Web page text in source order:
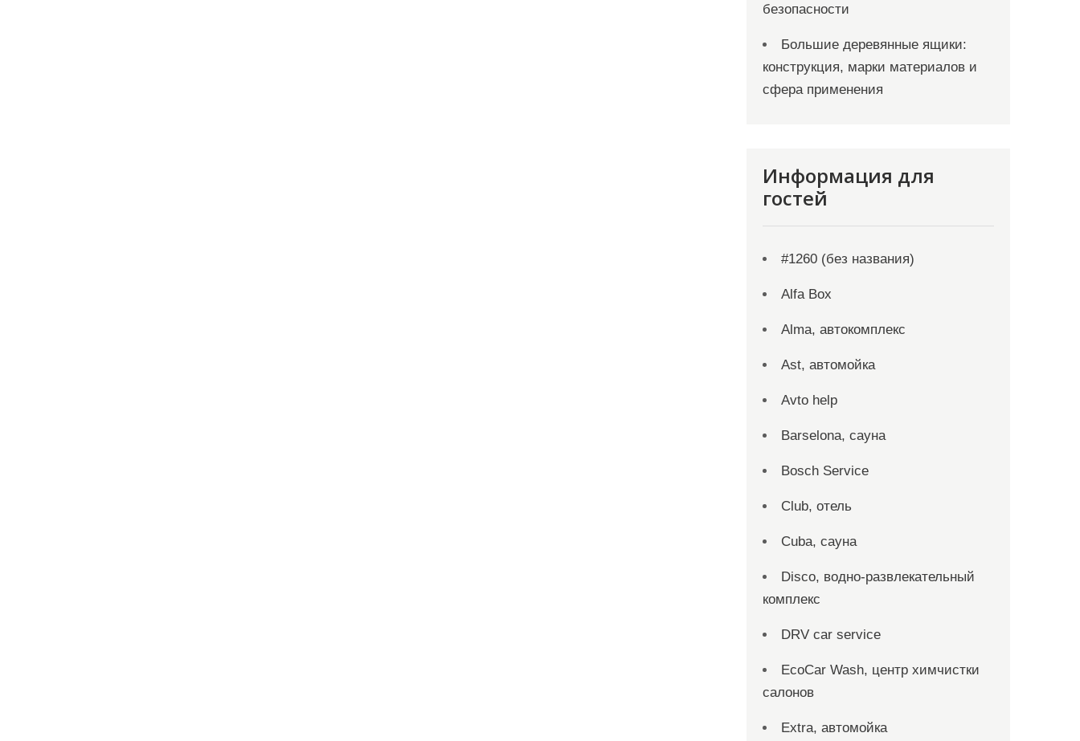
безопасности
Большие деревянные ящики:
конструкция, марки материалов и
сфера применения
Информация для
гостей
#1260 (без названия)
Alfa Box
Alma, автокомплекс
Ast, автомойка
Avto help
Barselona, сауна
Bosch Service
Club, отель
Cuba, сауна
Disco, водно-развлекательный
комплекс
DRV car service
EcoCar Wash, центр химчистки
салонов
Extra, автомойка